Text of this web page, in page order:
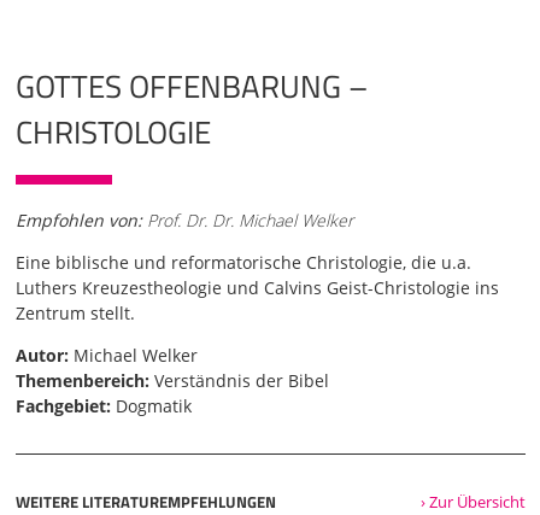
GOTTES OFFENBARUNG –
CHRISTOLOGIE
Empfohlen von: Prof. Dr. Dr. Michael Welker
Eine biblische und reformatorische Christologie, die u.a.
Luthers Kreuzestheologie und Calvins Geist-Christologie ins
Zentrum stellt.
Autor: Michael Welker
Themenbereich: Verständnis der Bibel
Fachgebiet: Dogmatik
WEITERE LITERATUREMPFEHLUNGEN › Zur Übersicht